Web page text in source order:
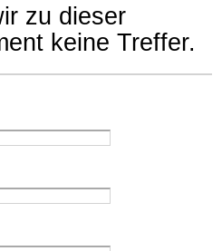
zu dieser
keine Treffer.